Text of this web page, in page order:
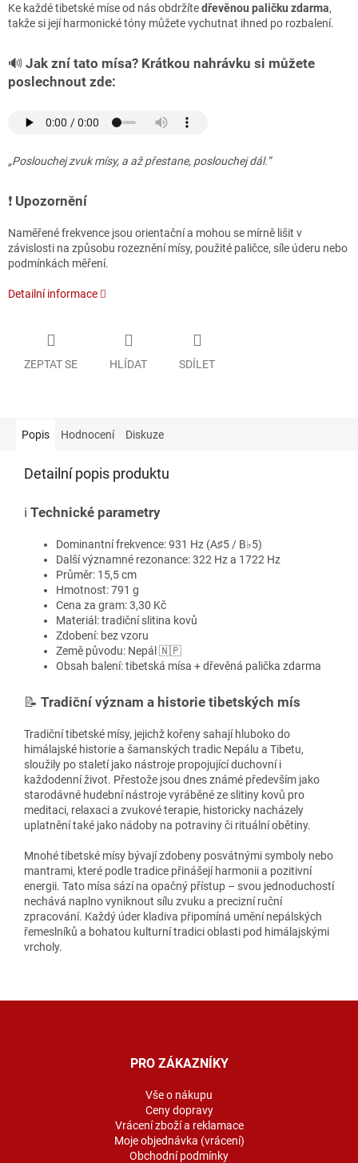
Ke každé tibetské míse od nás obdržítedřevěnou paličku zdarma,
takže si její harmonické tóny můžete vychutnat ihned po rozbalení.
🔊 Jak zní tato mísa? Krátkou nahrávku si můžete
poslechnout zde:
„Poslouchej zvuk mísy, a až přestane, poslouchej dál.”
❗️ Upozornění
Naměřené frekvence jsou orientační a mohou se mírně lišit v
závislosti na způsobu rozeznění mísy, použité paličce, síle úderu nebo
podmínkách měření.
Detailní informace
ZEPTAT SE HLÍDAT SDÍLET
Popis Hodnocení Diskuze
Detailní popis produktu
ℹ️ Technické parametry
Dominantní frekvence: 931 Hz (A♯5 / B♭5)
Další významné rezonance: 322 Hz a 1722 Hz
Průměr: 15,5 cm
Hmotnost: 791 g
Cena za gram: 3,30 Kč
Materiál: tradiční slitina kovů
Zdobení: bez vzoru
Země původu: Nepál 🇳🇵
Obsah balení: tibetská mísa + dřevěná palička zdarma
📝 Tradiční význam a historie tibetských mís
Tradiční tibetské mísy, jejichž kořeny sahají hluboko do
himálajské historie a šamanských tradic Nepálu a Tibetu,
sloužily po staletí jako nástroje propojující duchovní i
každodenní život. Přestože jsou dnes známé především jako
starodávné hudební nástroje vyráběné ze slitiny kovů pro
meditaci, relaxaci a zvukové terapie, historicky nacházely
uplatnění také jako nádoby na potraviny či rituální obětiny.
Mnohé tibetské mísy bývají zdobeny posvátnými symboly nebo
mantrami, které podle tradice přinášejí harmonii a pozitivní
energii. Tato mísa sází na opačný přístup – svou jednoduchostí
nechává naplno vyniknout sílu zvuku a precizní ruční
zpracování. Každý úder kladiva připomíná umění nepálských
řemeslníků a bohatou kulturní tradici oblasti pod himálajskými
vrcholy.
PRO ZÁKAZNÍKY
Vše o nákupu
Ceny dopravy
Vrácení zboží a reklamace
Moje objednávka (vrácení)
Obchodní podmínky